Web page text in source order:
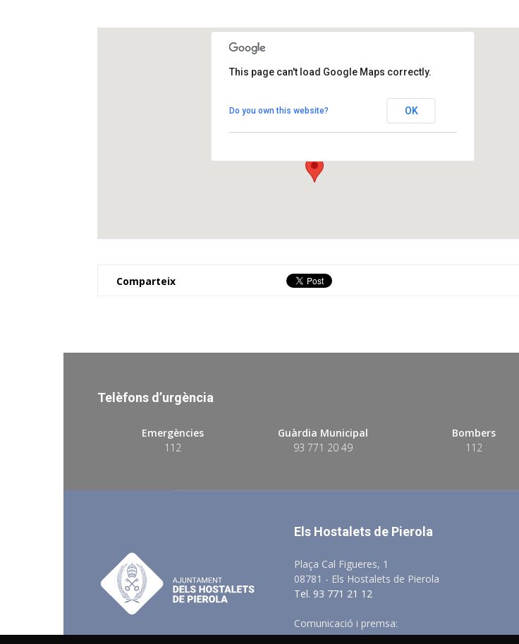
Anselm Clavé, 6 - Els Hostalets de Pierola
View Events
This page can't load Google Maps correctly.
Do you own this website? OK
Comparteix
Telèfons d’urgència
Emergències
112
Guàrdia Municipal
93 771 20 49
Bombers
112
Els Hostalets de Pierola
Plaça Cal Figueres, 1
08781 - Els Hostalets de Pierola
Tel. 93 771 21 12
Comunicació i premsa: